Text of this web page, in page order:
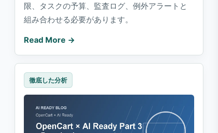
限、タスクの予算、監査ログ、例外アラートと
組み合わせる必要があります。
Read More →
徹底した分析